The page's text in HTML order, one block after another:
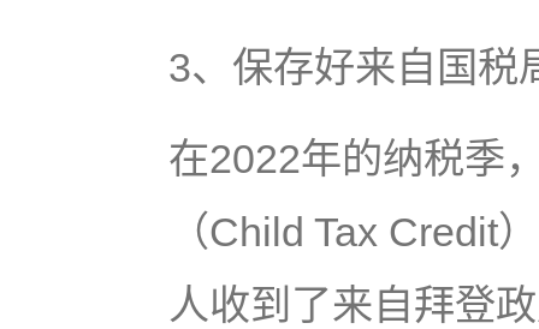
3、保存好来自国税
在2022年的纳税季
（Child Tax Credit
人收到了来自拜登